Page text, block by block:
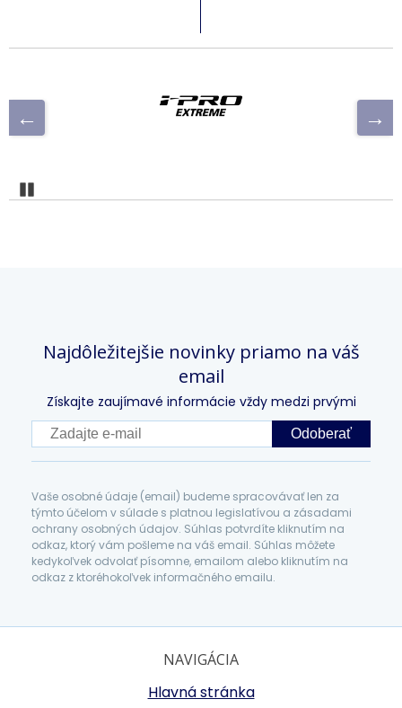
Najdôležitejšie novinky priamo na váš
email
Získajte zaujímavé informácie vždy medzi prvými
Odoberať
Vaše osobné údaje (email) budeme spracovávať len za
týmto účelom v súlade s platnou legislatívou a zásadami
ochrany osobných údajov. Súhlas potvrdíte kliknutím na
odkaz, ktorý vám pošleme na váš email. Súhlas môžete
kedykoľvek odvolať písomne, emailom alebo kliknutím na
odkaz z ktoréhokoľvek informačného emailu.
NAVIGÁCIA
Hlavná stránka